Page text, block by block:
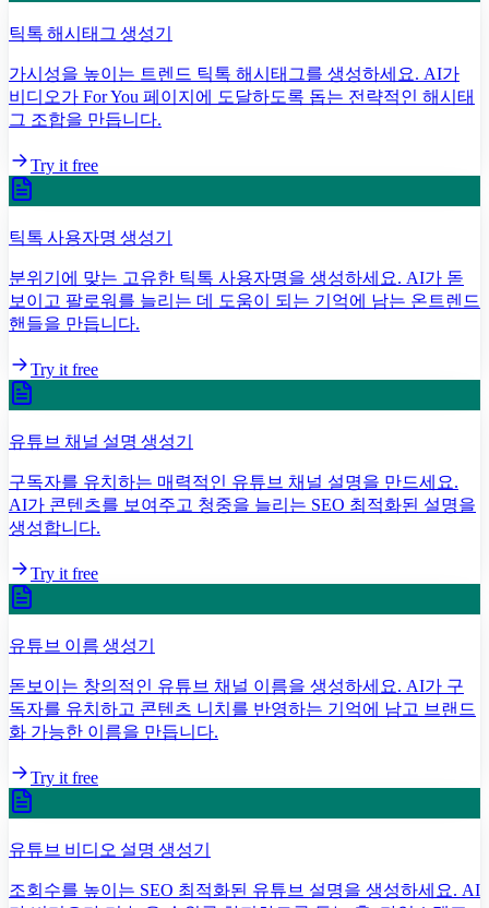
틱톡 해시태그 생성기
가시성을 높이는 트렌드 틱톡 해시태그를 생성하세요. AI가
비디오가 For You 페이지에 도달하도록 돕는 전략적인 해시태
그 조합을 만듭니다.
Try it free
틱톡 사용자명 생성기
분위기에 맞는 고유한 틱톡 사용자명을 생성하세요. AI가 돋
보이고 팔로워를 늘리는 데 도움이 되는 기억에 남는 온트렌드
핸들을 만듭니다.
Try it free
유튜브 채널 설명 생성기
구독자를 유치하는 매력적인 유튜브 채널 설명을 만드세요.
AI가 콘텐츠를 보여주고 청중을 늘리는 SEO 최적화된 설명을
생성합니다.
Try it free
유튜브 이름 생성기
돋보이는 창의적인 유튜브 채널 이름을 생성하세요. AI가 구
독자를 유치하고 콘텐츠 니치를 반영하는 기억에 남고 브랜드
화 가능한 이름을 만듭니다.
Try it free
유튜브 비디오 설명 생성기
조회수를 높이는 SEO 최적화된 유튜브 설명을 생성하세요. AI